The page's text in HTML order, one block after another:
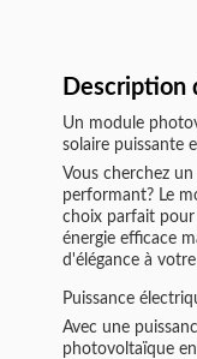
Description
Un module
solaire puissante
Vous cherchez
performant? Le
choix parfait
énergie efficace
d'élégance à
Puissance
Avec une
photovoltaïque